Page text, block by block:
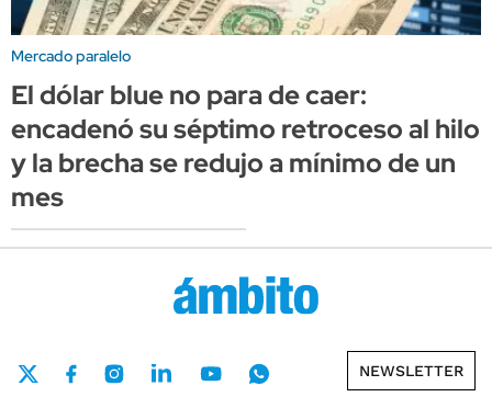
Mercado paralelo
El dólar blue no para de caer:
encadenó su séptimo retroceso al hilo
y la brecha se redujo a mínimo de un
mes
NEWSLETTER